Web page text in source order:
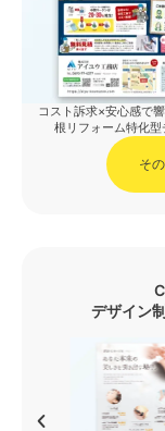
コスト訴求×安心感で
根リフォーム特化型
そ
デザイン